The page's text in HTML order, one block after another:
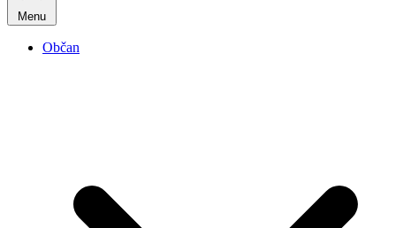
Menu
Občan